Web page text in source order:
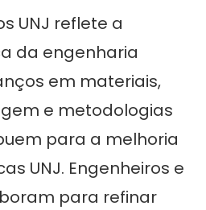
UNJ reflete a
da engenharia
em materiais,
e metodologias
para a melhoria
UNJ. Engenheiros e
para refinar